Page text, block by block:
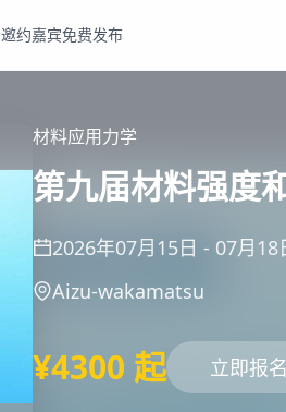
邀约嘉宾免费发布
材料应用力学
第九届材料强度
2026年07月15日 - 07月18
Aizu-wakamatsu
¥4300 起 立即报名